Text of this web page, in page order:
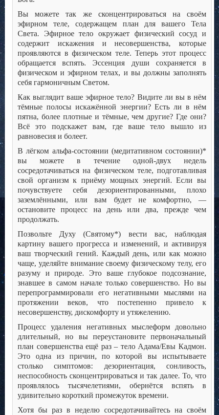
Вы можете так же сконцентрироваться на своём
эфирном теле, содержащем план для вашего Тела
Света. Эфирное тело окружает физический сосуд и
содержит искажения и несовершенства, которые
проявляются в физическом теле. Теперь этот процесс
обращается вспять. Эссенция души сохраняется в
физическом и эфирном телах, и вы должны заполнять
себя гармоничным Светом.
Как выглядит ваше эфирное тело? Видите ли вы в нём
тёмные полосы искажённой энергии? Есть ли в нём
пятна, более плотные и тёмные, чем другие? Где они?
Всё это подскажет вам, где ваше тело вышло из
равновесия и болеет.
В лёгком альфа-состоянии (медитативном состоянии)*
вы можете в течение одной-двух недель
сосредотачиваться на физическом теле, подготавливая
свой организм к приёму мощных энергий. Если вы
почувствуете себя дезориентированными, плохо
заземлёнными, или вам будет не комфортно, —
остановите процесс на день или два, прежде чем
продолжать.
Позвольте Духу (Святому*) вести вас, наблюдая
картину вашего прогресса и изменений, и активируя
ваш творческий гений. Каждый день, или как можно
чаще, уделяйте внимание своему физическому телу, его
разуму и природе. Это ваше глубокое подсознание,
знавшее в самом начале только совершенство. Но вы
перепрограммировали его негативными мыслями на
протяжении веков, что постепенно привело к
несовершенству, дискомфорту и утяжелению.
Процесс удаления негативных мыслеформ довольно
длительный, но вы переустановите первоначальный
план совершенства ещё раз – тело Адама/Евы Кадмон.
Это одна из причин, по которой вы испытываете
столько симптомов: дезориентация, сонливость,
неспособность сконцентрироваться и так далее. То, что
проявлялось тысячелетиями, обернётся вспять в
удивительно короткий промежуток времени.
Хотя бы раз в неделю сосредотачивайтесь на своём